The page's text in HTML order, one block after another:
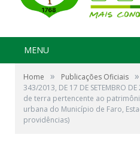
MENU
Home » Publicações Oficiais »
343/2013, DE 17 DE SETEMBRO
de terra pertencente ao
urbana do Município de Faro,
providências)